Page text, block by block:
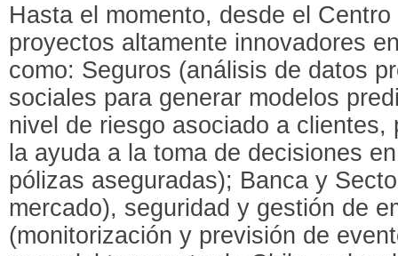
Hasta el momento, desde el
proyectos altamente innovadores
como: Seguros (análisis de datos
sociales para generar modelos
nivel de riesgo asociado a clientes,
la ayuda a la toma de decisiones
pólizas aseguradas); Banca y
mercado), seguridad y gestión de
(monitorización y previsión de